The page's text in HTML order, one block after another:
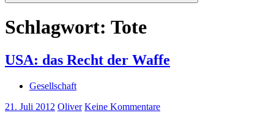
Suchen
Schlagwort: Tote
USA: das Recht der Waffe
Gesellschaft
21. Juli 2012 Oliver Keine Kommentare